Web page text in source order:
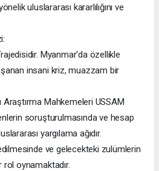
uluslararası kararlılığını ve
Myanmar'da özellikle
insani kriz, muazzam bir
Araştırma Mahkemeleri USSAM
soruşturulmasında ve hesap
yargılama ağıdır.
ve gelecekteki zulümlerin
rol oynamaktadır.